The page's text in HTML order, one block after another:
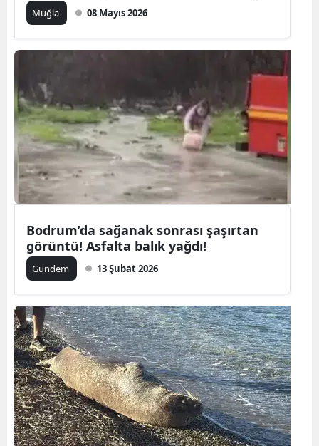
Muğla 08 Mayıs 2026
Bodrum’da sağanak sonrası şaşırtan
görüntü! Asfalta balık yağdı!
Gündem 13 Şubat 2026